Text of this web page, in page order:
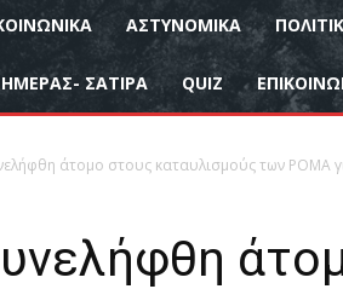
ΑΣΤΥΝΟΜΙΚΆ
ΣΑΤΙΡΑ QUIZ
άτομο στους καταυλισμούς των ΡΟΜΑ